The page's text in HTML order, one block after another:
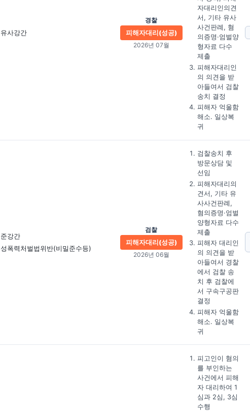
유사강간
경찰
피해자대리(성공)
2026년 07월
자대리인의견
서, 기타 유사
사건판례, 혐
의증명·엄벌양
형자료 다수
제출
피해자대리인
의 의견을 받
아들여서 검찰
송치 결정
피해자 억울함
해소. 일상복
귀
준강간
성폭력처벌법위반(비밀준수등)
검찰
피해자대리(성공)
2026년 06월
검찰송치 후
방문상담 및
선임
피해자대리의
견서, 기타 유
사사건판례,
혐의증명·엄벌
양형자료 다수
제출
피해자 대리인
의 의견을 받
아들여서 경찰
에서 검찰 송
치 후 검찰에
서 구속구공판
결정
피해자 억울함
해소. 일상복
귀
피고인이 혐의
를 부인하는
사건에서 피해
자 대리하여 1
심과 2심, 3심
수행